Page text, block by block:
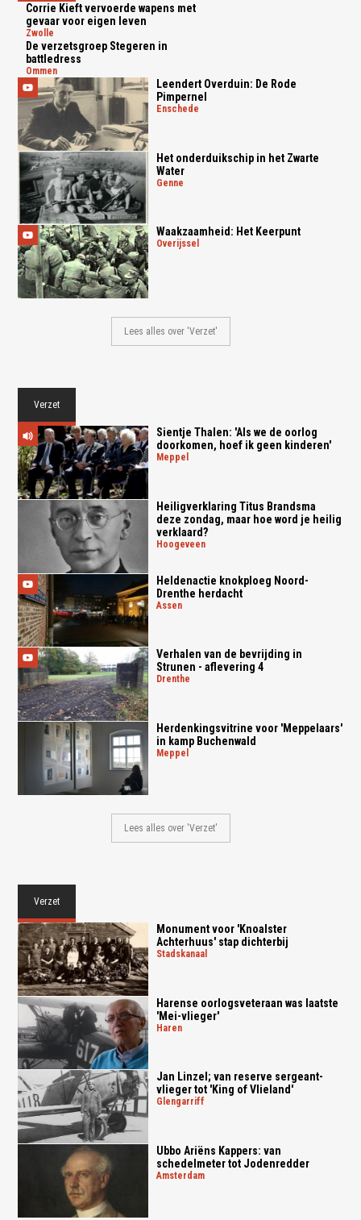
Corrie Kieft vervoerde wapens met
gevaar voor eigen leven
zwolle
De verzetsgroep Stegeren in
battledress
ommen
Leendert Overduin: De Rode
Pimpernel
enschede
Het onderduikschip in het Zwarte
Water
genne
Waakzaamheid: Het Keerpunt
overijssel
Lees alles over 'Verzet'
Verzet
Sientje Thalen: 'Als we de oorlog
doorkomen, hoef ik geen kinderen'
meppel
Heiligverklaring Titus Brandsma
deze zondag, maar hoe word je heilig
verklaard?
hoogeveen
Heldenactie knokploeg Noord-
Drenthe herdacht
assen
Verhalen van de bevrijding in
Strunen - aflevering 4
drenthe
Herdenkingsvitrine voor 'Meppelaars'
in kamp Buchenwald
meppel
Lees alles over 'Verzet'
Verzet
Monument voor 'Knoalster
Achterhuus' stap dichterbij
stadskanaal
Harense oorlogsveteraan was laatste
'Mei-vlieger'
haren
Jan Linzel; van reserve sergeant-
vlieger tot 'King of Vlieland'
glengarriff
Ubbo Ariëns Kappers: van
schedelmeter tot Jodenredder
amsterdam